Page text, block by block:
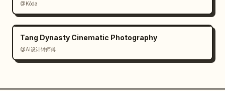
@Kōda
Tang Dynasty Cinematic Photography
@AI设计钟师傅